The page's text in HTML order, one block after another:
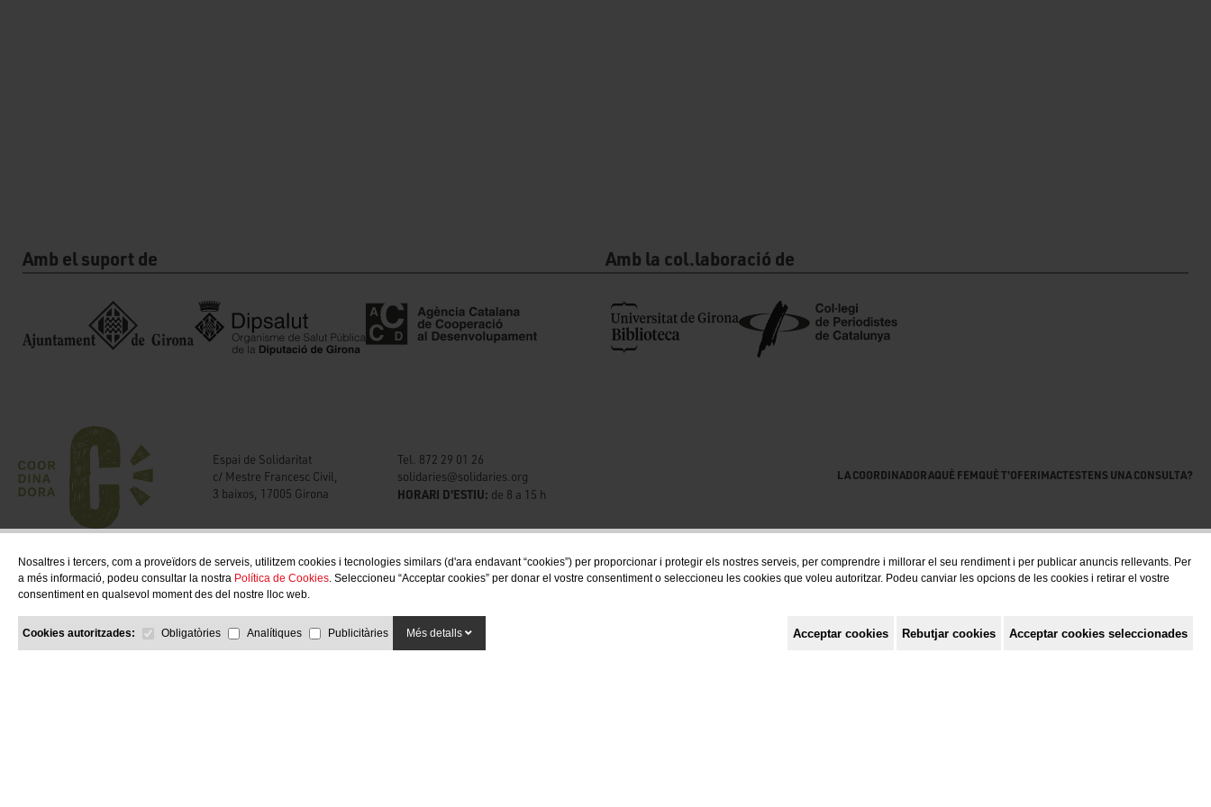
Nosaltres i tercers, com a proveïdors de serveis, utilitzem cookies i tecnologies similars (d'ara endavant “cookies”) per proporcionar i protegir els nostres serveis, per comprendre i millorar el seu rendiment i per publicar anuncis rellevants. Per
a més informació, podeu consultar la nostra Política de Cookies. Seleccioneu “Acceptar cookies” per donar el vostre consentiment o seleccioneu les cookies que voleu autoritzar. Podeu canviar les opcions de les cookies i retirar el vostre
consentiment en qualsevol moment des del nostre lloc web.
Cookies autoritzades: Obligatòries Analítiques Publicitàries Més detalls Acceptar cookies Rebutjar cookies Acceptar cookies seleccionades
Amb el suport de Amb la col.laboració de
Espai de Solidaritat
c/ Mestre Francesc Civil,
3 baixos, 17005 Girona
Tel. 872 29 01 26
solidaries@solidaries.org
HORARI D'ESTIU: de 8 a 15 h
LA COORDINADORAQUÈ FEMQUÈ T'OFERIMACTESTENS UNA CONSULTA?
Segueix-nos a les xarxes socials
COPYRIGHT © 2026 Solidaries.orgby Neorg